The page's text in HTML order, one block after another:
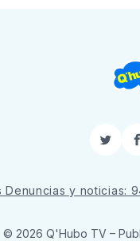
Twitter
Denuncias y noticias:
© 2026 Q'Hubo TV –